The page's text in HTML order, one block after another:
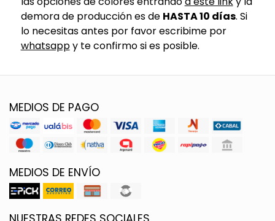
demora de producción es de HASTA 10 días. Si
lo necesitas antes por favor escribime por
whatsappy te confirmo si es posible.
MEDIOS DE PAGO
MEDIOS DE ENVÍO